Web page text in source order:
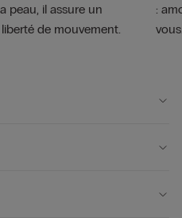
peau, il assure un
de mouvement.
: